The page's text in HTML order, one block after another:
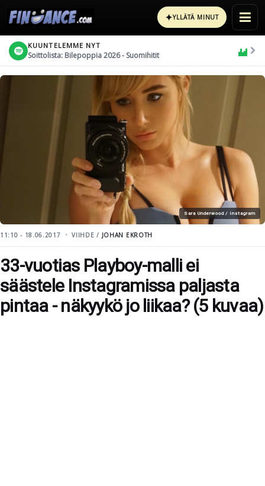
✦YLLÄTÄ MINUT
KUUNTELEMME NYT
Soittolista: Bilepoppia 2026 - Suomihitit
Sara Underwood / Instagram
11:10 - 18.06.2017 VIIHDE / JOHAN EKROTH
33-vuotias Playboy-malli ei
säästele Instagramissa paljasta
pintaa - näkyykö jo liikaa? (5 kuvaa)